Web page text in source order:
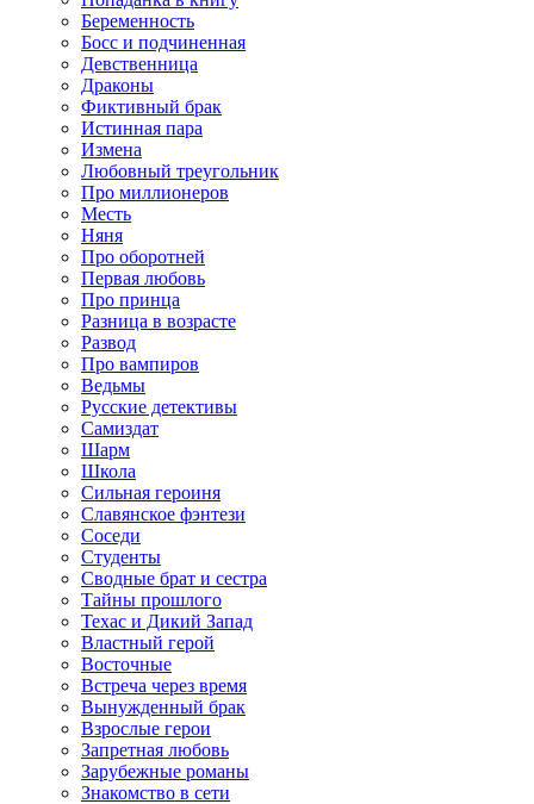
Беременность
Босс и подчиненная
Девственница
Драконы
Фиктивный брак
Истинная пара
Измена
Любовный треугольник
Про миллионеров
Месть
Няня
Про оборотней
Первая любовь
Про принца
Разница в возрасте
Развод
Про вампиров
Ведьмы
Русские детективы
Самиздат
Шарм
Школа
Сильная героиня
Славянское фэнтези
Соседи
Студенты
Сводные брат и сестра
Тайны прошлого
Техас и Дикий Запад
Властный герой
Восточные
Встреча через время
Вынужденный брак
Взрослые герои
Запретная любовь
Зарубежные романы
Знакомство в сети